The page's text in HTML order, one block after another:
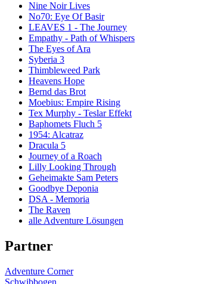
Nine Noir Lives
No70: Eye Of Basir
LEAVES 1 - The Journey
Empathy - Path of Whispers
The Eyes of Ara
Syberia 3
Thimbleweed Park
Heavens Hope
Bernd das Brot
Moebius: Empire Rising
Tex Murphy - Teslar Effekt
Baphomets Fluch 5
1954: Alcatraz
Dracula 5
Journey of a Roach
Lilly Looking Through
Geheimakte Sam Peters
Goodbye Deponia
DSA - Memoria
The Raven
alle Adventure Lösungen
Partner
Adventure Corner
Schwibbogen